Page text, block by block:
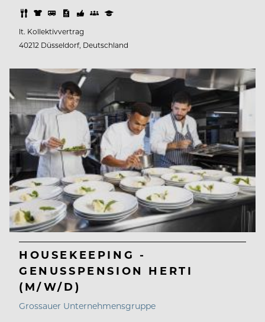
lt. Kollektivvertrag
40212 Düsseldorf, Deutschland
HOUSEKEEPING -
GENUSSPENSION HERTI
(M/W/D)
Grossauer Unternehmensgruppe